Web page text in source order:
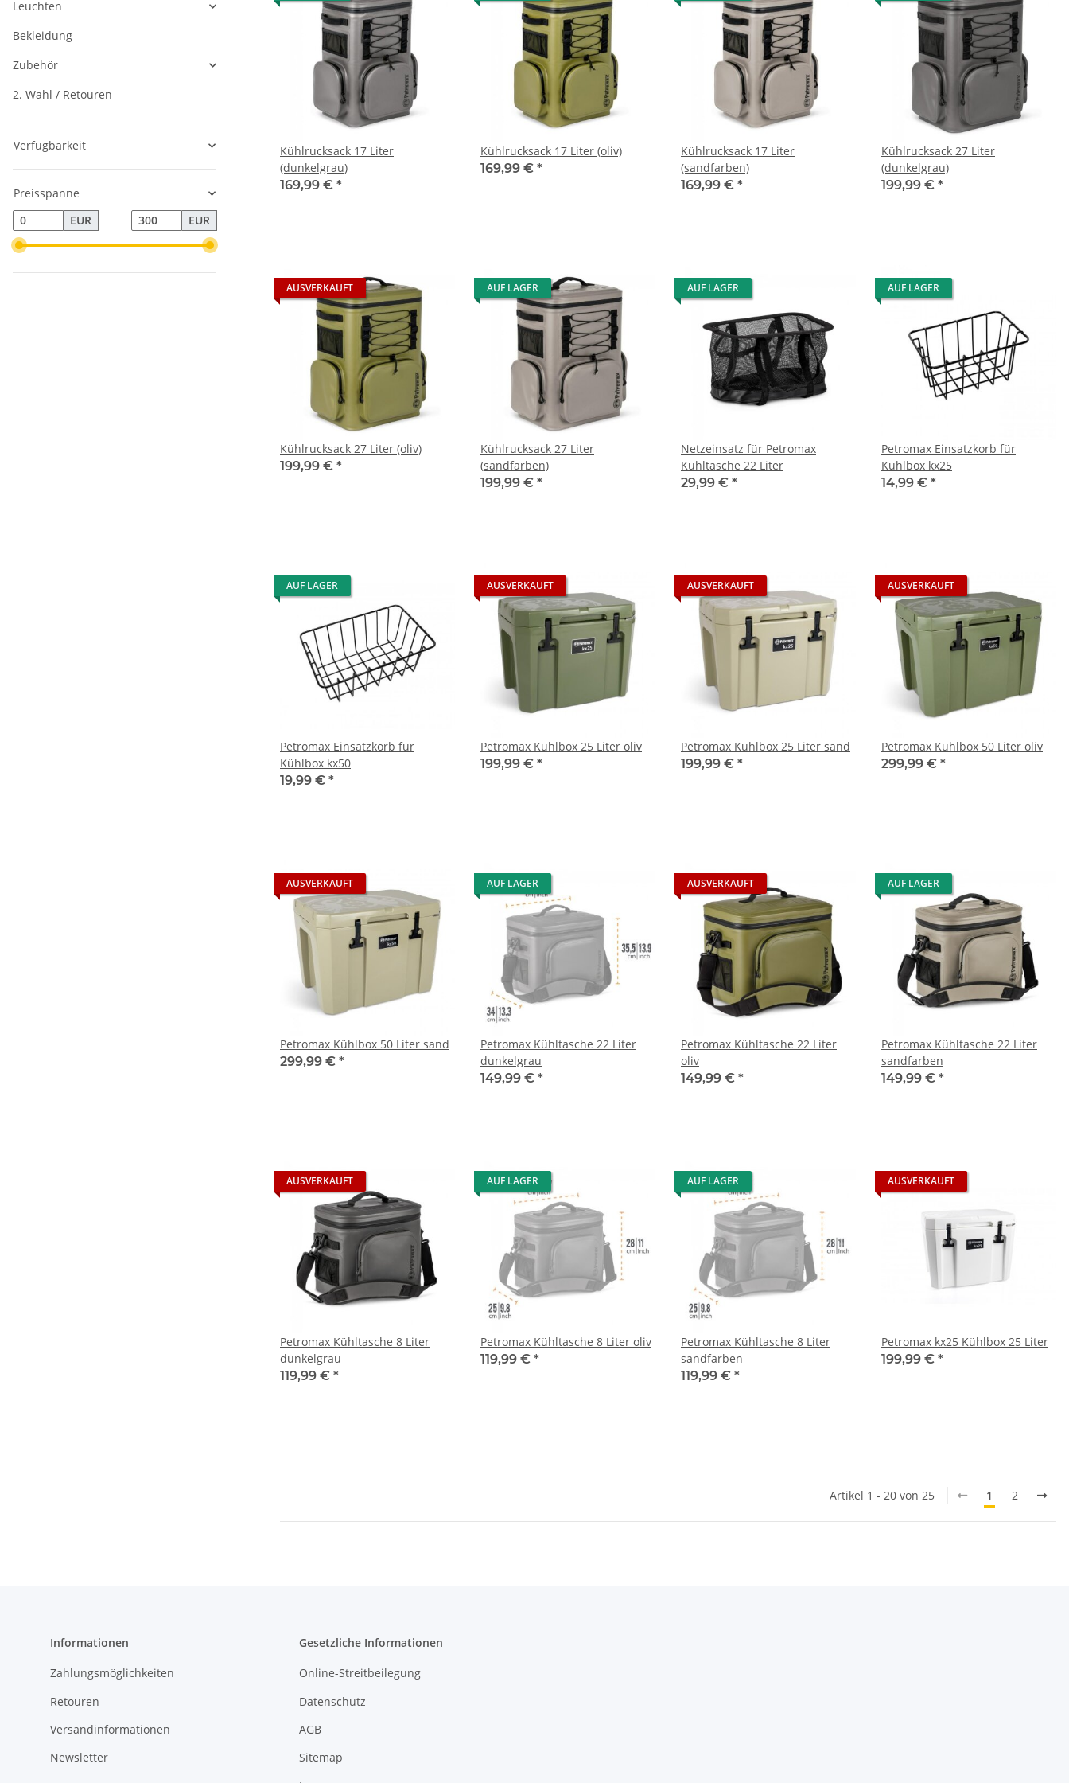
Kühlrucksack 17 Liter
(dunkelgrau)
169,99 € *
Kühlrucksack 17 Liter (oliv)
169,99 € *
Kühlrucksack 17 Liter
(sandfarben)
169,99 € *
Kühlrucksack 27 Liter
(dunkelgrau)
199,99 € *
AUSVERKAUFT
Kühlrucksack 27 Liter (oliv)
199,99 € *
AUF LAGER
Kühlrucksack 27 Liter
(sandfarben)
199,99 € *
AUF LAGER
Netzeinsatz für Petromax
Kühltasche 22 Liter
29,99 € *
AUF LAGER
Petromax Einsatzkorb für
Kühlbox kx25
14,99 € *
AUF LAGER
Petromax Einsatzkorb für
Kühlbox kx50
19,99 € *
AUSVERKAUFT
Petromax Kühlbox 25 Liter oliv
199,99 € *
AUSVERKAUFT
Petromax Kühlbox 25 Liter sand
199,99 € *
AUSVERKAUFT
Petromax Kühlbox 50 Liter oliv
299,99 € *
AUSVERKAUFT
Petromax Kühlbox 50 Liter sand
299,99 € *
AUF LAGER
Petromax Kühltasche 22 Liter
dunkelgrau
149,99 € *
AUSVERKAUFT
Petromax Kühltasche 22 Liter
oliv
149,99 € *
AUF LAGER
Petromax Kühltasche 22 Liter
sandfarben
149,99 € *
AUSVERKAUFT
Petromax Kühltasche 8 Liter
dunkelgrau
119,99 € *
AUF LAGER
Petromax Kühltasche 8 Liter oliv
119,99 € *
AUF LAGER
Petromax Kühltasche 8 Liter
sandfarben
119,99 € *
AUSVERKAUFT
Petromax kx25 Kühlbox 25 Liter
199,99 € *
Artikel 1 - 20 von 25 1 2
Leuchten
Bekleidung
Zubehör
2. Wahl / Retouren
Verfügbarkeit
Preisspanne
EUR
EUR
Informationen
Zahlungsmöglichkeiten
Retouren
Versandinformationen
Newsletter
Gesetzliche Informationen
Online-Streitbeilegung
Datenschutz
AGB
Sitemap